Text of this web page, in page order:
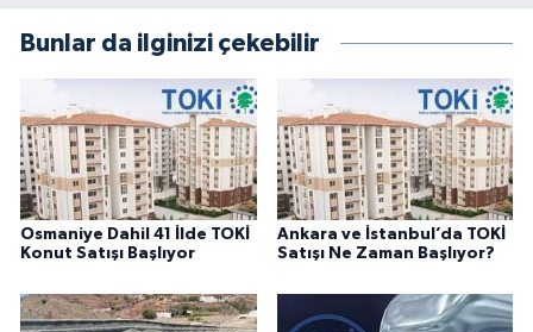
Bunlar da ilginizi çekebilir
Osmaniye Dahil 41 İlde TOKİ
Konut Satışı Başlıyor
Ankara ve İstanbul’da TOKİ
Satışı Ne Zaman Başlıyor?